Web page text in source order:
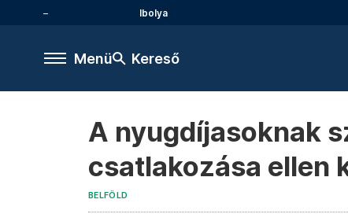
Ibolya
Menü Kereső
A nyugdíjasoknak
csatlakozása ellen
BELFÖLD